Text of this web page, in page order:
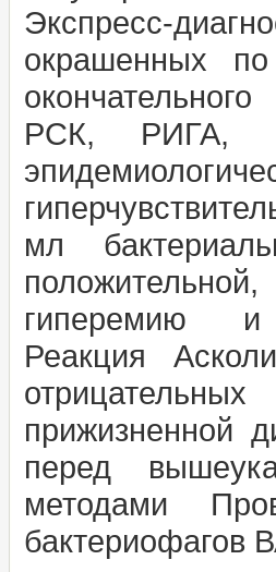
Экспресс-
окрашенных
РСК, РИГА,
мл
гиперемию
Реакция
отрицательных
прижизненной
перед
методами
бактериофагов